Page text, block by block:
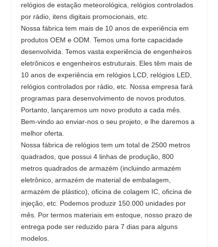
relógios de estação meteorológica, relógios controlados
por rádio, itens digitais promocionais, etc.
Nossa fábrica tem mais de 10 anos de experiência em
produtos OEM e ODM. Temos uma forte capacidade
desenvolvida. Temos vasta experiência de engenheiros
eletrônicos e engenheiros estruturais. Eles têm mais de
10 anos de experiência em relógios LCD, relógios LED,
relógios controlados por rádio, etc. Nossa empresa fará
programas para desenvolvimento de novos produtos.
Portanto, lançaremos um novo produto a cada mês.
Bem-vindo ao enviar-nos o seu projeto, e lhe daremos a
melhor oferta.
Nossa fábrica de relógios tem um total de 2500 metros
quadrados, que possui 4 linhas de produção, 800
metros quadrados de armazém (incluindo armazém
eletrônico, armazém de material de embalagem,
armazém de plástico), oficina de colagem IC, oficina de
injeção, etc. Podemos produzir 150.000 unidades por
mês. Por termos materiais em estoque, nosso prazo de
entrega pode ser reduzido para 7 dias para alguns
modelos.